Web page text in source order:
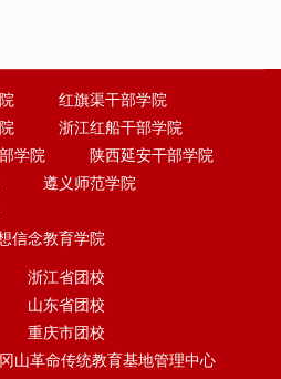
红旗渠干部学院
浙江红船干部学院
学院
陕西延安干部学院
遵义师范学院
信念教育学院
浙江省团校
山东省团校
重庆市团校
山革命传统教育基地管理中心